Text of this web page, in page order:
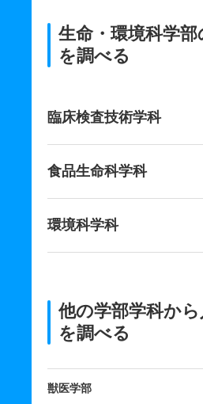
生命・環境科学
を調べる
臨床検査技術学科
食品生命科学科
環境科学科
他の学部学科か
を調べる
獣医学部